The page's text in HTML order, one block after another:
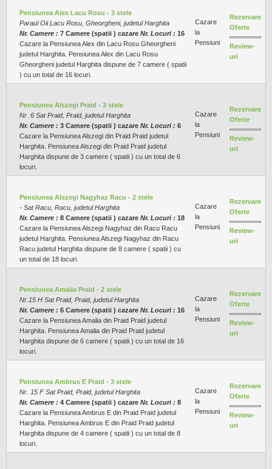
Pensiunea Alex Lacu Rosu - 3 stele
Paraul Oii Lacu Rosu, Gheorgheni, judetul Harghita
Nr. Camere : 7 Camere (spatii ) cazare Nr. Locuri : 16
Cazare la Pensiunea Alex din Lacu Rosu Gheorgheni
judetul Harghita. Pensiunea Alex din Lacu Rosu
Gheorgheni judetul Harghita dispune de 7 camere ( spatii
) cu un total de 16 locuri.
Cazare
la
Pensiuni
Rezervare
Oferte
Review-
uri
Pensiunea Alszegi Praid - 3 stele
Nr. 6 Sat Praid, Praid, judetul Harghita
Nr. Camere : 3 Camere (spatii ) cazare Nr. Locuri : 6
Cazare la Pensiunea Alszegi din Praid Praid judetul
Harghita. Pensiunea Alszegi din Praid Praid judetul
Harghita dispune de 3 camere ( spatii ) cu un total de 6
locuri.
Cazare
la
Pensiuni
Rezervare
Oferte
Review-
uri
Pensiunea Alszegi Nagyhaz Racu - 2 stele
- Sat Racu, Racu, judetul Harghita
Nr. Camere : 8 Camere (spatii ) cazare Nr. Locuri : 18
Cazare la Pensiunea Alszegi Nagyhaz din Racu Racu
judetul Harghita. Pensiunea Alszegi Nagyhaz din Racu
Racu judetul Harghita dispune de 8 camere ( spatii ) cu
un total de 18 locuri.
Cazare
la
Pensiuni
Rezervare
Oferte
Review-
uri
Pensiunea Amalia Praid - 2 stele
Nr.15 H Sat Praid, Praid, judetul Harghita
Nr. Camere : 6 Camere (spatii ) cazare Nr. Locuri : 16
Cazare la Pensiunea Amalia din Praid Praid judetul
Harghita. Pensiunea Amalia din Praid Praid judetul
Harghita dispune de 6 camere ( spatii ) cu un total de 16
locuri.
Cazare
la
Pensiuni
Rezervare
Oferte
Review-
uri
Pensiunea Ambrus E Praid - 3 stele
Nr. 15 F Sat Praid, Praid, judetul Harghita
Nr. Camere : 4 Camere (spatii ) cazare Nr. Locuri : 8
Cazare la Pensiunea Ambrus E din Praid Praid judetul
Harghita. Pensiunea Ambrus E din Praid Praid judetul
Harghita dispune de 4 camere ( spatii ) cu un total de 8
locuri.
Cazare
la
Pensiuni
Rezervare
Oferte
Review-
uri